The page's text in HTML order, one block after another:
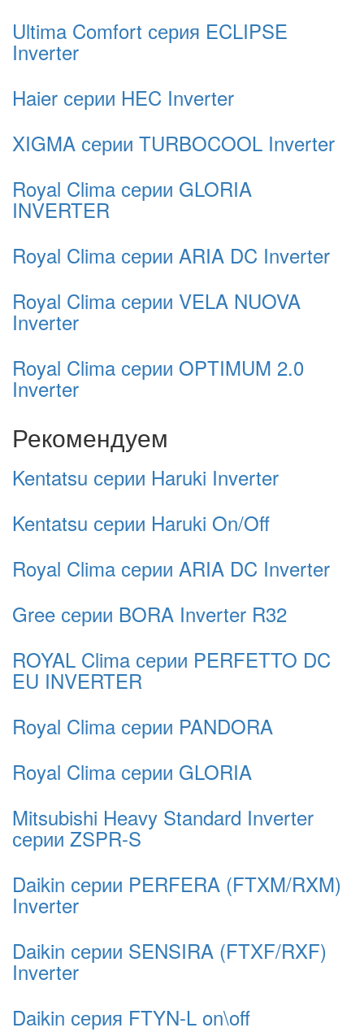
Ultima Comfort серия ECLIPSE
Inverter
Haier серии HEC Inverter
XIGMA серии TURBOCOOL Inverter
Royal Clima серии GLORIA
INVERTER
Royal Clima серии ARIA DC Inverter
Royal Clima серии VELA NUOVA
Inverter
Royal Clima серии OPTIMUM 2.0
Inverter
Рекомендуем
Kentatsu серии Haruki Inverter
Kentatsu серии Haruki On/Off
Royal Clima серии ARIA DC Inverter
Gree серии BORA Inverter R32
ROYAL Clima серии PERFETTO DC
EU INVERTER
Royal Clima серии PANDORA
Royal Clima серии GLORIA
Mitsubishi Heavy Standard Inverter
серии ZSPR-S
Daikin серии PERFERA (FTXM/RXM)
Inverter
Daikin серии SENSIRA (FTXF/RXF)
Inverter
Daikin серия FTYN-L on\off